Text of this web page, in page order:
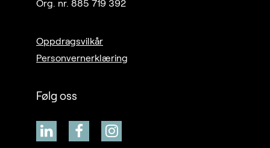
Org. nr. 885 719 392
Oppdragsvilkår
Personvernerklæring
Følg oss